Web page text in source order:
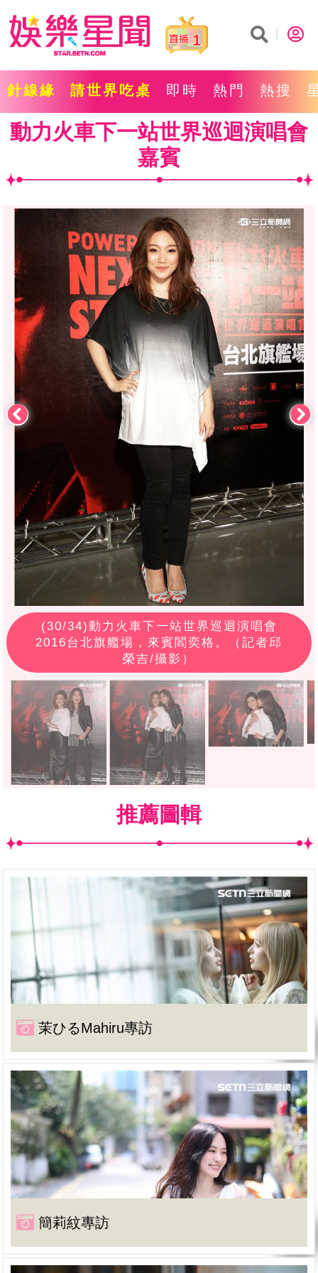
1
針線緣 請世界吃桌 即時 熱門 熱搜
動力火車下一站世界巡迴演唱會
嘉賓
(30/34)動力火車下一站世界巡迴演唱會
2016台北旗艦場，來賓閻奕格。（記者邱
榮吉/攝影）
推薦圖輯
茉ひるMahiru專訪
簡莉紋專訪